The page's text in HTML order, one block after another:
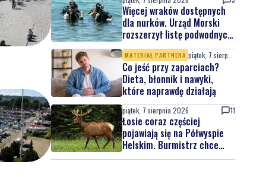
Więcej wraków dostępnych
dla nurków. Urząd Morski
rozszerzył listę podwodnych
atrakcji
MATERIAŁ PARTNERA
Co jeść przy zaparciach?
Dieta, błonnik i nawyki,
które naprawdę działają
piątek, 7 sierpnia 2026 11
Łosie coraz częściej
pojawiają się na Półwyspie
Helskim. Burmistrz chce
nowych znaków drogowych